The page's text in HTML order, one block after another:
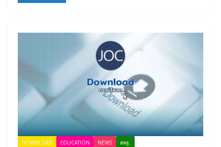
DOWNLOAD EDUCATION NEWS สพฐ.